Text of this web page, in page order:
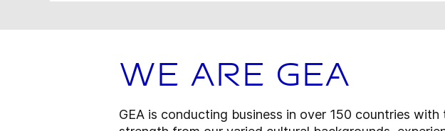
We are GEA
GEA is conducting business in over 150 countries